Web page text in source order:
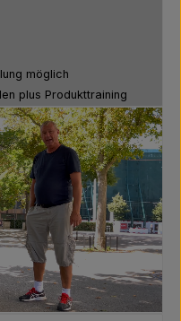
möglich
plus Produkttraining